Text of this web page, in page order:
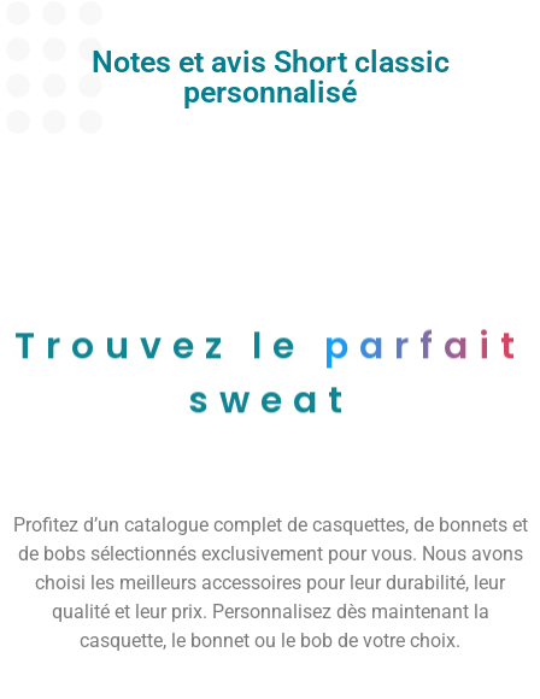
Notes et avis Short classic
personnalisé
Trouvez le parfait
sweat
Profitez d’un catalogue complet de casquettes, de bonnets et
de bobs sélectionnés exclusivement pour vous. Nous avons
choisi les meilleurs accessoires pour leur durabilité, leur
qualité et leur prix. Personnalisez dès maintenant la
casquette, le bonnet ou le bob de votre choix.